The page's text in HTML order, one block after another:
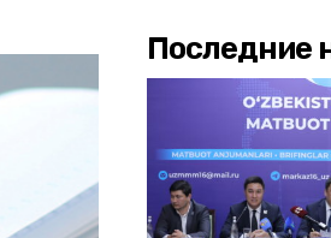
Последние